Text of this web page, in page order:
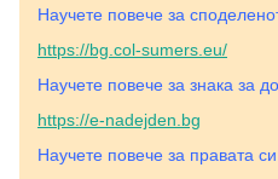
Научете повече за
https://bg.col-sumers.eu/
Научете повече за знака за
https://e-nadejden.bg
Научете повече за правата